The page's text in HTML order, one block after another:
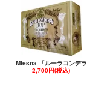
Mlesna 『ルーラコンデラ
2,700円(税込)